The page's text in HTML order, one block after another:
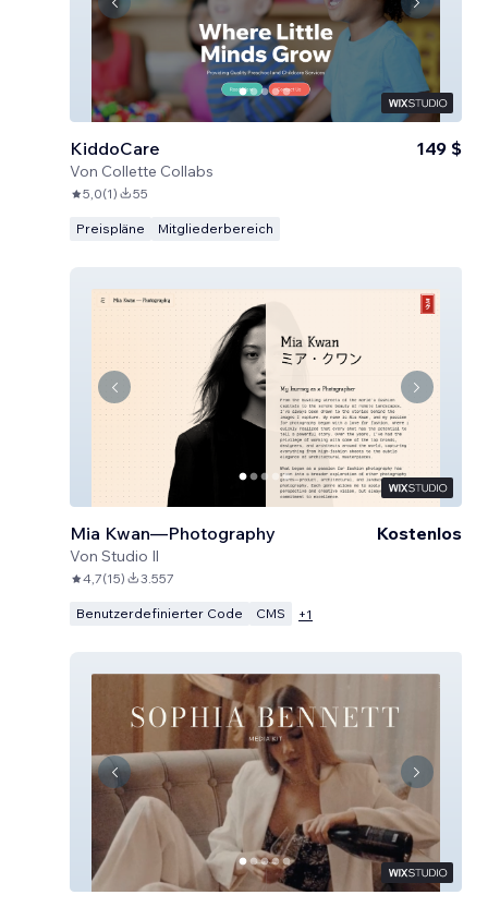
KiddoCare
Von Collette Collabs
149 $
5,0(1) 55
Preispläne Mitgliederbereich
Mia Kwan—Photography
Von Studio Il
Kostenlos
4,7(15) 3.557
Benutzerdefinierter Code CMS +1